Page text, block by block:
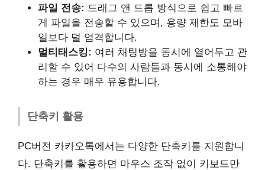
파일 전송: 드래그 앤 드롭 방식으로 쉽고 빠르
게 파일을 전송할 수 있으며, 용량 제한도 모바
일보다 덜 엄격합니다.
멀티태스킹: 여러 채팅방을 동시에 열어두고 관
리할 수 있어 다수의 사람들과 동시에 소통해야
하는 경우 매우 유용합니다.
단축키 활용
PC버전 카카오톡에서는 다양한 단축키를 지원합니
다. 단축키를 활용하면 마우스 조작 없이 키보드만